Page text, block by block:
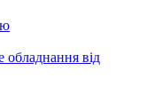
обладнання від